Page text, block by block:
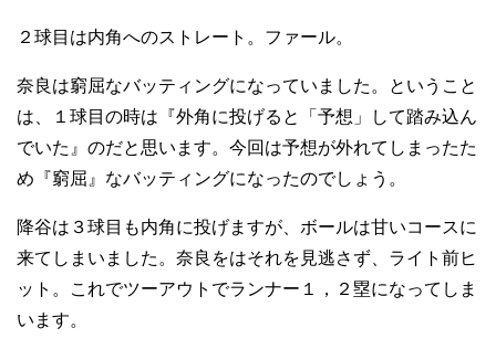
２球目は内角へのストレート。ファール。
奈良は窮屈なバッティングになっていました。ということ
は、１球目の時は『外角に投げると「予想」して踏み込ん
でいた』のだと思います。今回は予想が外れてしまったた
め『窮屈』なバッティングになったのでしょう。
降谷は３球目も内角に投げますが、ボールは甘いコースに
来てしまいました。奈良をはそれを見逃さず、ライト前ヒ
ット。これでツーアウトでランナー１，２塁になってしま
います。